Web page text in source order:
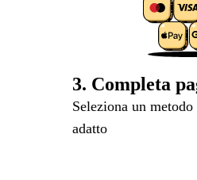
3. Completa
Seleziona un
adatto